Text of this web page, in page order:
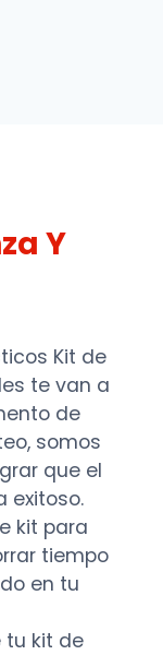
Y
Kit de
te van a
de
somos
que el
exitoso.
kit para
tiempo
en tu
tu kit de